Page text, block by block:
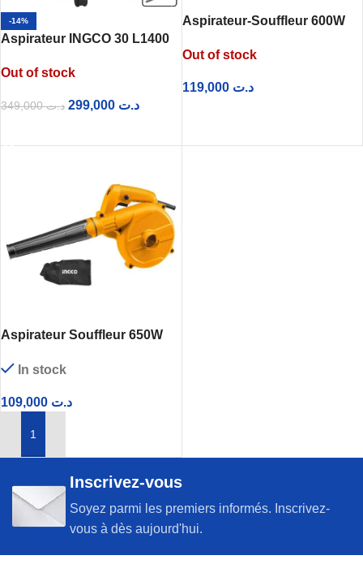
-14%
Aspirateur INGCO 30 L1400
Out of stock
د.ت349,000 د.ت
Aspirateur-Souffleur 600W
Out of stock
د.ت 119,000
Aspirateur Souffleur 650W
In stock
د.ت
AJOUTER AU PANIER
Inscrivez-vous
Soyez parmi les premiers informés. Inscrivez-
vous à dès aujourd'hui.